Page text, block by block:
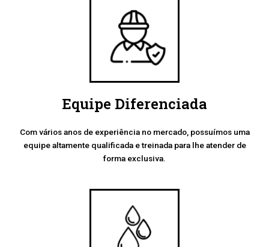
Equipe Diferenciada
Com vários anos de experiência no mercado, possuímos uma
equipe altamente qualificada e treinada para lhe atender de
forma exclusiva.